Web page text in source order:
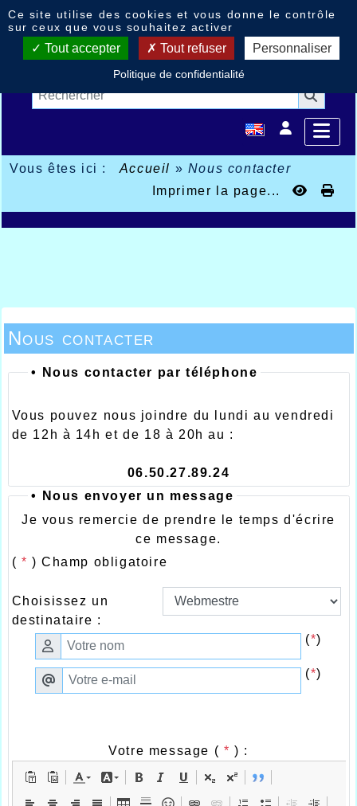
Vous êtes ici : Accueil » Nous contacter
Imprimer la page...
Nous contacter
• Nous contacter par téléphone
Vous pouvez nous joindre du lundi au vendredi
de 12h à 14h et de 18 à 20h au :
06.50.27.89.24
• Nous envoyer un message
Je vous remercie de prendre le temps d'écrire
ce message.
( * ) Champ obligatoire
Choisissez un
destinataire :
(*)
(*)
Votre message ( * ) :
Ce site utilise des cookies et vous donne le contrôle
sur ceux que vous souhaitez activer
Tout accepter Tout refuser Personnaliser
Politique de confidentialité